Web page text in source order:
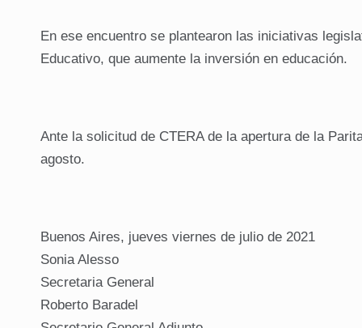
En ese encuentro se plantearon las iniciativas
Educativo, que aumente la inversión en educación.
Ante la solicitud de CTERA de la apertura de la
agosto.
Buenos Aires, jueves viernes de julio de 2021
Sonia Alesso
Secretaria General
Roberto Baradel